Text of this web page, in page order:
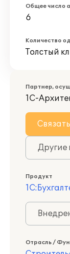
Общее число
6
Количество
Толстый
Партнер,
1С-
Другие
Продукт
Отрасль /